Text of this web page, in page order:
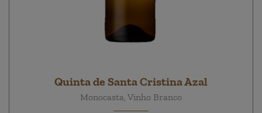
Quinta de Santa Cristina Azal
Monocasta, Vinho Branco